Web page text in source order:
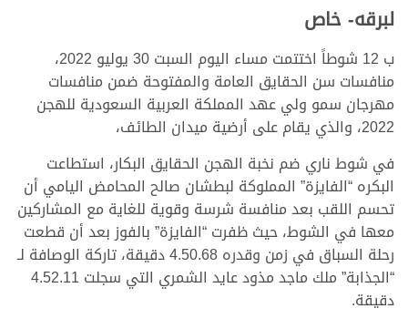
لبرقه- خاص
ب 12 شوطاً اختتمت مساء اليوم السبت 30 يوليو 2022،
منافسات سن الحقايق العامة والمفتوحة ضمن منافسات
مهرجان سمو ولي عهد المملكة العربية السعودية للهجن
2022، والذي يقام على أرضية ميدان الطائف،
في شوط ناري ضم نخبة الهجن الحقايق البكار، استطاعت
البكره “الفايزة” المملوكة لبطشان صالح المحامض اليامي أن
تحسم اللقب بعد منافسة شرسة وقوية للغاية مع المشاركين
معها في الشوط، حيث ظفرت “الفايزة” بالفوز بعد أن قطعت
رحلة السباق في زمن وقدره 4.50.68 دقيقة، تاركة الوصافة لـ
“الجذابة” ملك ماجد مذود عايد الشمري التي سجلت 4.52.11
دقيقة.